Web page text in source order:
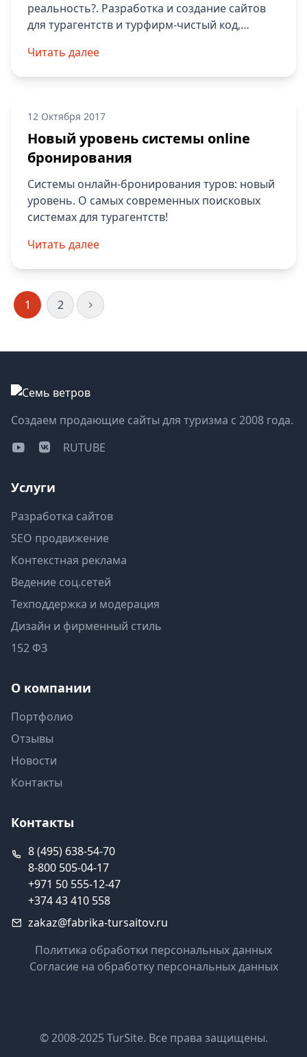
реальность?. Разработка и создание сайтов
для турагентств и турфирм-чистый код,
сайты с высокой конверсией.
Читать далее
12 Октября 2017
Новый уровень системы online
бронирования
Системы онлайн-бронирования туров: новый
уровень. О самых современных поисковых
системах для турагентств!
Читать далее
1 2
Создаем продающие сайты для туризма с 2008 года.
RUTUBE
Услуги
Разработка сайтов
SEO продвижение
Контекстная реклама
Ведение соц.сетей
Техподдержка и модерация
Дизайн и фирменный стиль
152 ФЗ
О компании
Портфолио
Отзывы
Новости
Контакты
Контакты
8 (495) 638-54-70
8-800 505-04-17
+971 50 555-12-47
+374 43 410 558
zakaz@fabrika-tursaitov.ru
Политика обработки персональных данных
Согласие на обработку персональных данных
© 2008-2025 TurSite. Все права защищены.